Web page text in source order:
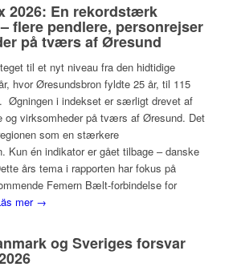
2026: En rekordstærk
flere pendlere, personrejser
på tværs af Øresund
til et nyt niveau fra den hidtidige
hvor Øresundsbron fyldte 25 år, til 115
Øgningen i indekset er særligt drevet af
og virksomheder på tværs af Øresund. Det
som en stærkere
Kun én indikator er gået tilbage – danske
års tema i rapporten har fokus på
Femern Bælt-forbindelse for
mer →
og Sveriges forsvar